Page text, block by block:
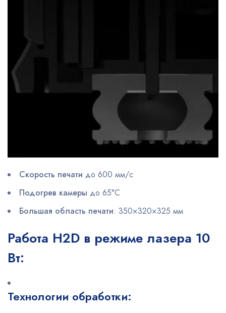
Скорость печати до 600 мм/с
Подогрев камеры до 65°C
Большая область печати: 350×320×325 мм
Работа H2D в режиме лазера 10
Вт:
Технологии обработки: